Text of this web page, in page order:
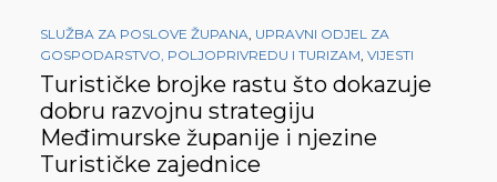
SLUŽBA ZA POSLOVE ŽUPANA, UPRAVNI ODJEL ZA
GOSPODARSTVO, POLJOPRIVREDU I TURIZAM, VIJESTI
Turističke brojke rastu što dokazuje
dobru razvojnu strategiju
Međimurske županije i njezine
Turističke zajednice